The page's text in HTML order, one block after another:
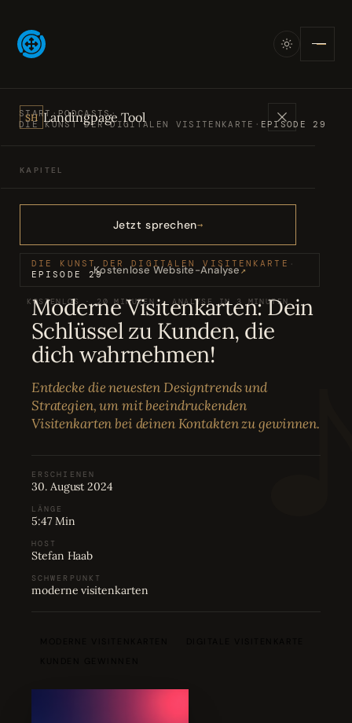
SH Landingpage Tool
KAPITEL
01 Angebote
02 Bücher
Podcasts
04 Bewertungen
Karriere
Partnerprogramm
Jetzt sprechen
Kostenlose Website-Analyse↗
KOSTENLOS · 20 MINUTEN · ANALYSE IN 3 MINUTEN
START·PODCASTS·
DIE KUNST DER DIGITALEN VISITENKARTE · EPISODE 29
DIE KUNST DER DIGITALEN VISITENKARTE ·
EPISODE 29
Moderne Visitenkarten: Dein
Schlüssel zu Kunden, die
dich wahrnehmen!
Entdecke die neuesten Designtrends und
Strategien, um mit beeindruckenden
Visitenkarten bei deinen Kontakten zu gewinnen.
ERSCHIENEN
30. August 2024
LÄNGE
5:47 Min
HOST
Stefan Haab
SCHWERPUNKT
moderne visitenkarten